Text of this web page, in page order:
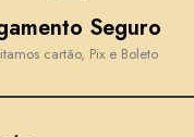
Seguro
cartão, Pix e Boleto